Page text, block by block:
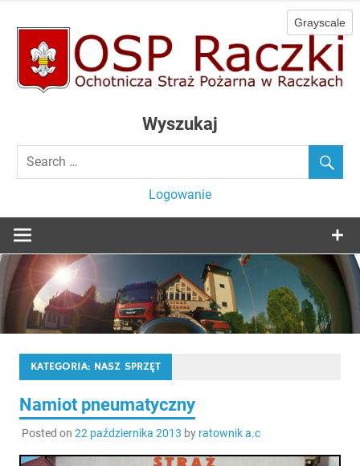
content
OSP Raczki
Wyszukaj
Logowanie
KATEGORIA: NASZ SPRZĘT
Namiot pneumatyczny
Posted on 22 października 2013 by ratownik a.c